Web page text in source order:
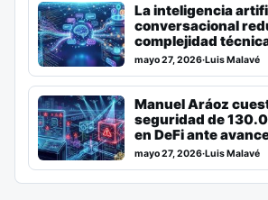
La inteligencia
conversacional
complejidad
mayo 27, 2026·Luis Malavé
Manuel Aráoz
seguridad de
en DeFi ante
mayo 27, 2026·Luis Malavé